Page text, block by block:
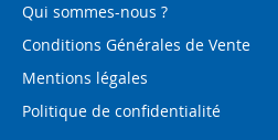
Qui sommes-nous ?
Conditions Générales de Vente
Mentions légales
Politique de confidentialité